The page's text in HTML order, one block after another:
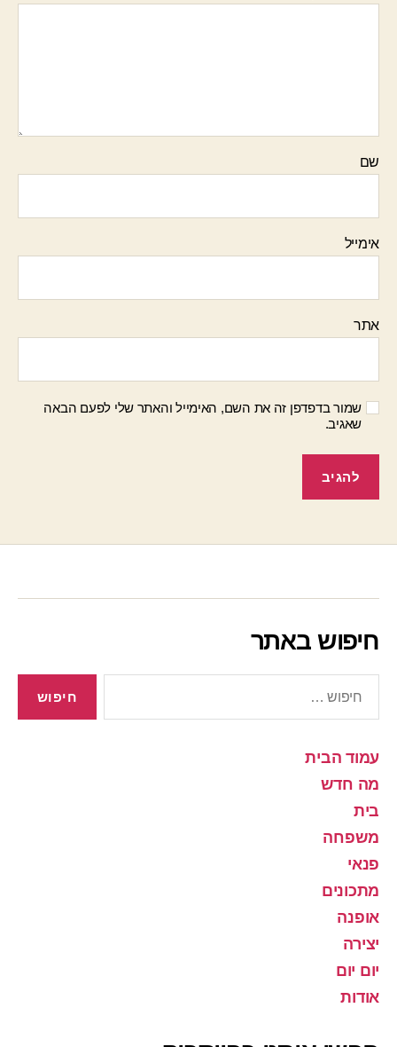
שם
אימייל
אתר
שמור בדפדפן זה את השם, האימייל והאתר שלי לפעם הבאה
שאגיב.
חיפוש באתר
עמוד הבית
מה חדש
בית
משפחה
פנאי
מתכונים
אופנה
יצירה
יום יום
אודות